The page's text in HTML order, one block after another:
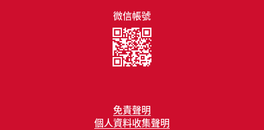
免責聲明
個人資料收集聲明
微信帳號